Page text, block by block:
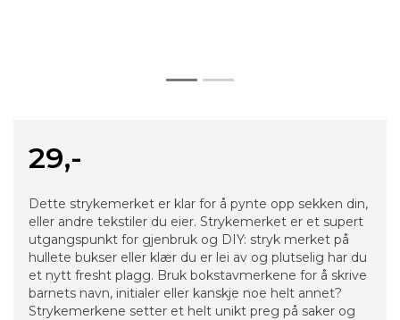
29,-
Dette strykemerket er klar for å pynte opp sekken din,
eller andre tekstiler du eier. Strykemerket er et supert
utgangspunkt for gjenbruk og DIY: stryk merket på
hullete bukser eller klær du er lei av og plutselig har du
et nytt fresht plagg. Bruk bokstavmerkene for å skrive
barnets navn, initialer eller kanskje noe helt annet?
Strykemerkene setter et helt unikt preg på saker og